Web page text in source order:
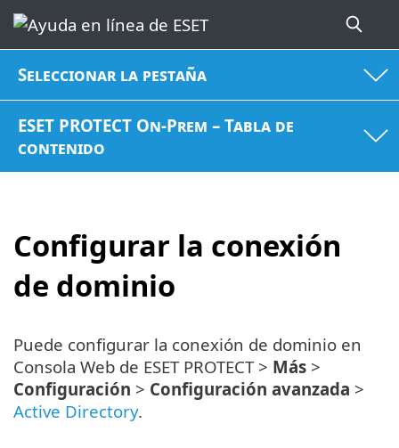
Seleccionar la pestaña
ESET PROTECT On-Prem – Tabla de
contenido
Configurar la conexión
de dominio
Puede configurar la conexión de dominio en
Consola Web de ESET PROTECT > Más >
Configuración > Configuración avanzada >
Active Directory.